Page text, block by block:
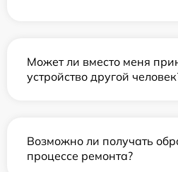
Может ли вместо меня
устройство другой
Возможно ли получать
процессе ремонта?